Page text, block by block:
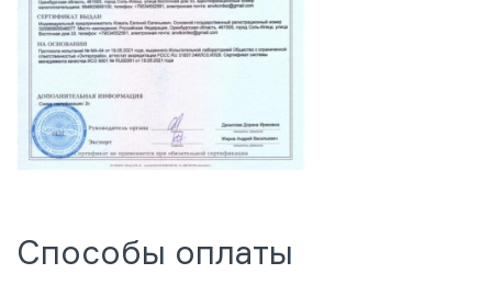
Способы оплаты